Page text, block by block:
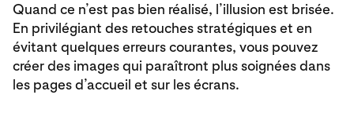
Quand ce n’est pas bien réalisé, l’illusion est brisée.
En privilégiant des retouches stratégiques et en
évitant quelques erreurs courantes, vous pouvez
créer des images qui paraîtront plus soignées dans
les pages d’accueil et sur les écrans.